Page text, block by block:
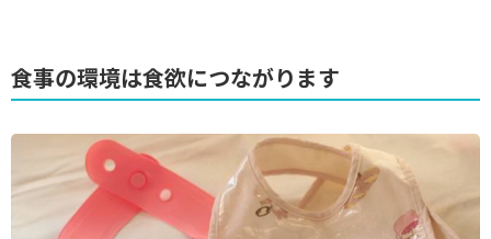
食事の環境は食欲につながります